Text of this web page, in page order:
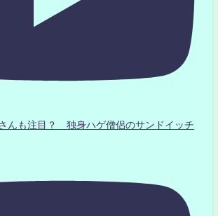
んも注目？ 独身ハゲ僧侶のサンドイッチ